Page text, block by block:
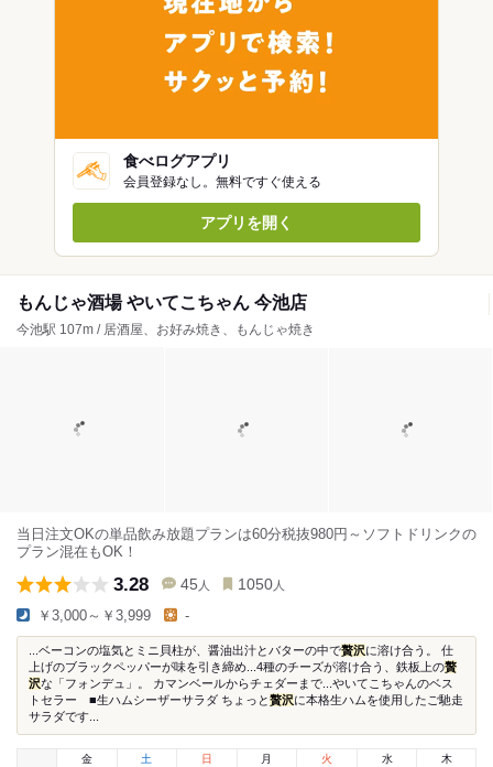
食べログアプリ
会員登録なし。無料ですぐ使える
アプリを開く
もんじゃ酒場 やいてこちゃん 今池店
今池駅 107m / 居酒屋、お好み焼き、もんじゃ焼き
当日注文OKの単品飲み放題プランは60分税抜980円～ソフトドリンクの
プラン混在もOK！
3.28 45 人 1050 人
￥3,000～￥3,999 -
...ベーコンの塩気とミニ貝柱が、醤油出汁とバターの中で贅沢に溶け合う。 仕
上げのブラックペッパーが味を引き締め...4種のチーズが溶け合う、鉄板上の贅
沢な「フォンデュ」。 カマンベールからチェダーまで...やいてこちゃんのベス
トセラー ■生ハムシーザーサラダ ちょっと贅沢に本格生ハムを使用したご馳走
サラダです...
金
土 日 月 火 水 木